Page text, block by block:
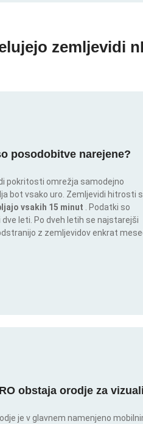
zemljevidi
posodobitve narejene?
pokritosti omrežja samodejno
bot vsako uro. Zemljevidi hitrosti
vsakih 15 minut
. Podatki so
dve leti. Po dveh letih se najstarejši
z zemljevidov enkrat
obstaja orodje za
je v glavnem namenjeno